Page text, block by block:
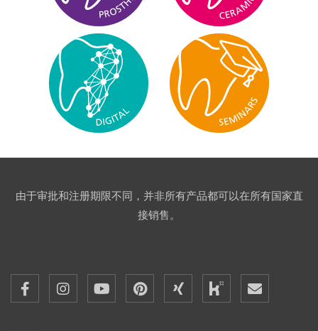
由于审批和注册期限不同，并非所有产品都可以在所有国家直
接销售。